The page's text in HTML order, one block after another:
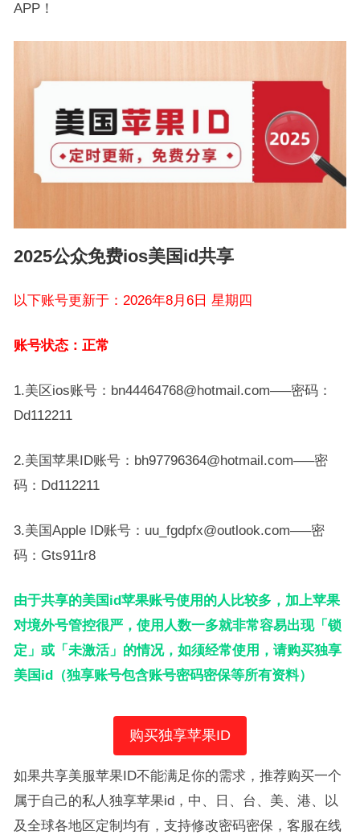
APP！
2025公众免费ios美国id共享
以下账号更新于：2026年8月6日 星期四
账号状态：正常
1.美区ios账号：bn44464768@hotmail.com—–密码：
Dd112211
2.美国苹果ID账号：bh97796364@hotmail.com—–密
码：Dd112211
3.美国Apple ID账号：uu_fgdpfx@outlook.com—–密
码：Gts911r8
由于共享的美国id苹果账号使用的人比较多，加上苹果
对境外号管控很严，使用人数一多就非常容易出现「锁
定」或「未激活」的情况，如须经常使用，请购买独享
美国id（独享账号包含账号密码密保等所有资料）
购买独享苹果ID
如果共享美服苹果ID不能满足你的需求，推荐购买一个
属于自己的私人独享苹果id，中、日、台、美、港、以
及全球各地区定制均有，支持修改密码密保，客服在线